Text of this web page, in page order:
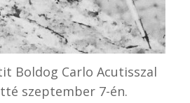
Boldog Carlo Acutisszal
szeptember 7-én.